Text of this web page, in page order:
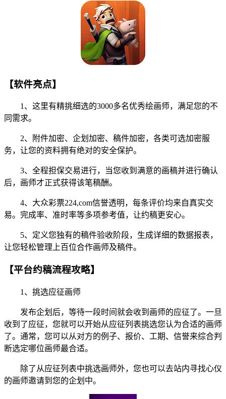
【软件亮点】
1、这里有精挑细选的3000多名优秀绘画师，满足您的不
同需求。
2、附件加密、企划加密、稿件加密，各类可选加密服
务，让您的资料拥有绝对的安全保护。
3、全程担保交易进行，当您收到满意的画稿并进行确认
后，画师才正式获得该笔稿酬。
4、大众彩票224,com信誉透明，每条评价均来自真实交
易。完成率、准时率等多项参考值，让约稿更安心。
5、定义您独有的稿件验收阶段，生成详细的数据报表，
让您轻松管理上百位合作画师及稿件。
【平台约稿流程攻略】
1、挑选应征画师
发布企划后，等待一段时间就会收到画师的应征了。一旦
收到了应征，您就可以开始从应征列表挑选您认为合适的画师
了。通常，您可以从对方的例子、报价、工期、信誉来综合判
断选定哪位画师最合适。
除了从应征列表中挑选画师外，您也可以去站内寻找心仪
的画师邀请到您的企划中。